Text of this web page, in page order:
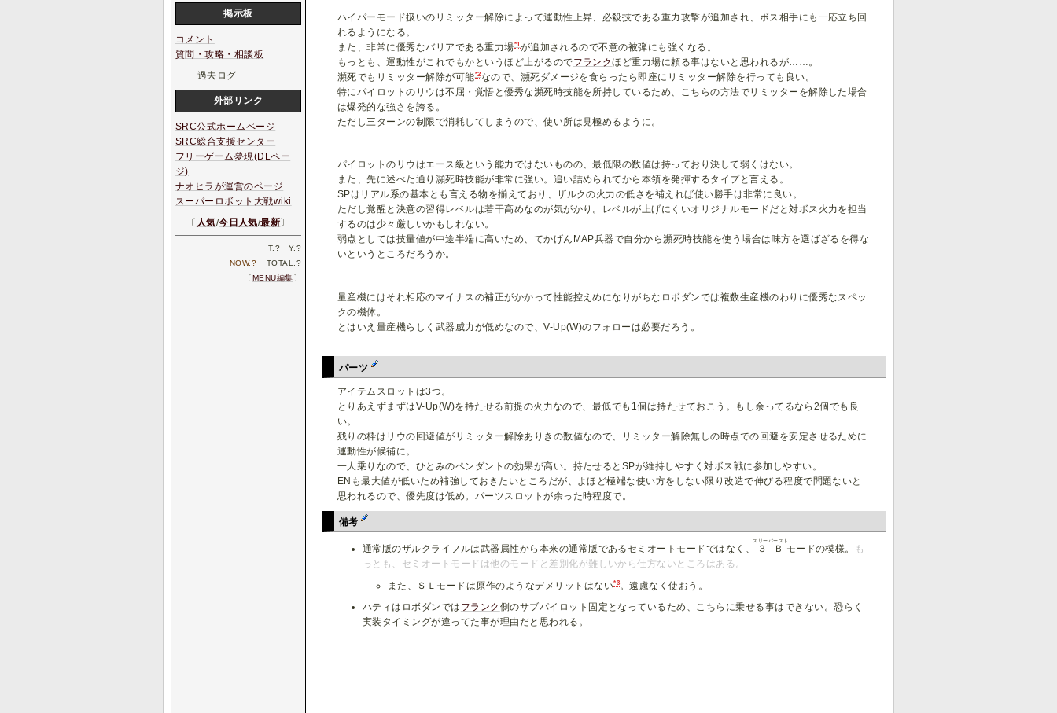
ハイパーモード扱いのリミッター解除によって運動性上昇、必殺技である重力攻撃が追加され、ボス相手にも一応立ち回
れるようになる。
また、非常に優秀なバリアである重力場*1が追加されるので不意の被弾にも強くなる。
もっとも、運動性がこれでもかというほど上がるのでフランクほど重力場に頼る事はないと思われるが……。
瀕死でもリミッター解除が可能*2なので、瀕死ダメージを食らったら即座にリミッター解除を行っても良い。
特にパイロットのリウは不屈・覚悟と優秀な瀕死時技能を所持しているため、こちらの方法でリミッターを解除した場合
は爆発的な強さを誇る。
ただし三ターンの制限で消耗してしまうので、使い所は見極めるように。
パイロットのリウはエース級という能力ではないものの、最低限の数値は持っており決して弱くはない。
また、先に述べた通り瀕死時技能が非常に強い。追い詰められてから本領を発揮するタイプと言える。
SPはリアル系の基本とも言える物を揃えており、ザルクの火力の低さを補えれば使い勝手は非常に良い。
ただし覚醒と決意の習得レベルは若干高めなのが気がかり。レベルが上げにくいオリジナルモードだと対ボス火力を担当
するのは少々厳しいかもしれない。
弱点としては技量値が中途半端に高いため、てかげんMAP兵器で自分から瀕死時技能を使う場合は味方を選ばざるを得な
いというところだろうか。
量産機にはそれ相応のマイナスの補正がかかって性能控えめになりがちなロボダンでは複数生産機のわりに優秀なスペッ
クの機体。
とはいえ量産機らしく武器威力が低めなので、V-Up(W)のフォローは必要だろう。
パーツ
アイテムスロットは3つ。
とりあえずまずはV-Up(W)を持たせる前提の火力なので、最低でも1個は持たせておこう。もし余ってるなら2個でも良
い。
残りの枠はリウの回避値がリミッター解除ありきの数値なので、リミッター解除無しの時点での回避を安定させるために
運動性が候補に。
一人乗りなので、ひとみのペンダントの効果が高い。持たせるとSPが維持しやすく対ボス戦に参加しやすい。
ENも最大値が低いため補強しておきたいところだが、よほど極端な使い方をしない限り改造で伸びる程度で問題ないと
思われるので、優先度は低め。パーツスロットが余った時程度で。
備考
通常版のザルクライフルは武器属性から本来の通常版であるセミオートモードではなく、 ３Ｂ
スリーバースト
モードの模様。
も
っとも、セミオートモードは他のモードと差別化が難しいから仕方ないところはある。
また、ＳＬモードは原作のようなデメリットはない*3。遠慮なく使おう。
ハティはロボダンでは フランク 側のサブパイロット固定となっているため、こちらに乗せる事はできない。恐らく
実装タイミングが違ってた事が理由だと思われる。
掲示板
コメント
質問・攻略・相談板
過去ログ
外部リンク
SRC公式ホームページ
SRC総合支援センター
フリーゲーム夢現(DLペー
ジ)
ナオヒラが運営のページ
スーパーロボット大戦wiki
〔 人気/今日人気/最新〕
T. ? Y. ?
NOW.? TOTAL. ?
〔MENU編集〕